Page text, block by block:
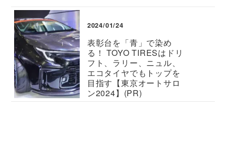
2024/01/24
表彰台を「青」で染め
る！ TOYO TIRESはドリ
フト、ラリー、ニュル、
エコタイヤでもトップを
目指す【東京オートサロ
ン2024】(PR)